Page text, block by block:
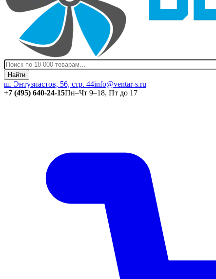
Найти
ш. Энтузиастов, 56, стр. 44info@ventar-s.ru
+7 (495) 640-24-15Пн–Чт 9–18, Пт до 17